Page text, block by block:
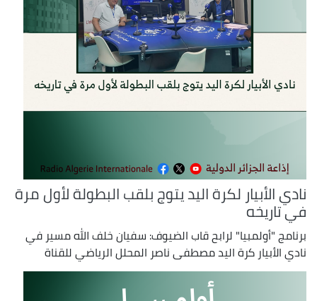
نادي الأبيار لكرة اليد يتوج بلقب البطولة لأول مرة
في تاريخه
برنامج "أولمبيا" لرابح قاب الضيوف: سفيان خلف الله مسير في
نادي الأبيار كرة اليد مصطفى ناصر المحلل الرياضي للقناة